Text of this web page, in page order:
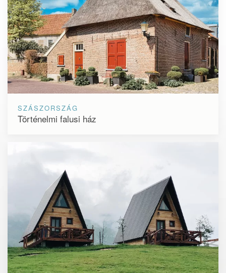
SZÁSZORSZÁG
Történelmi falusi ház